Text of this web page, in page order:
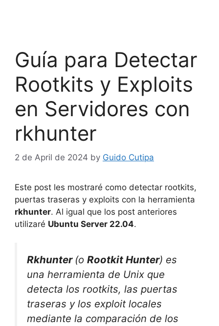
Guía para Detectar
Rootkits y Exploits
en Servidores con
rkhunter
2 de April de 2024 by Guido Cutipa
Este post les mostraré como detectar rootkits,
puertas traseras y exploits con la herramienta
rkhunter. Al igual que los post anteriores
utilizaré Ubuntu Server 22.04.
Rkhunter (o Rootkit Hunter) es
una herramienta de Unix que
detecta los rootkits, las puertas
traseras y los exploit locales
mediante la comparación de los